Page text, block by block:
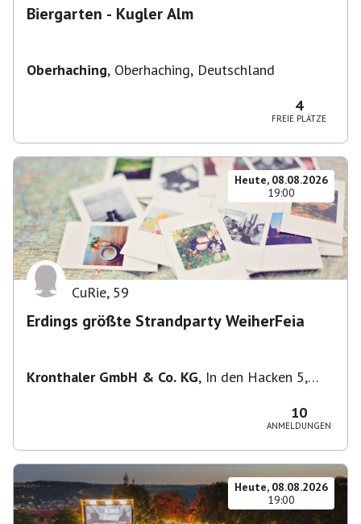
Biergarten - Kugler Alm
Oberhaching, Oberhaching, Deutschland
4
FREIE PLÄTZE
Heute, 08.08.2026
19:00
CuRie, 59
Erdings größte Strandparty WeiherFeia
Kronthaler GmbH & Co. KG, In den Hacken 5,
10
ANMELDUNGEN
Heute, 08.08.2026
19:00